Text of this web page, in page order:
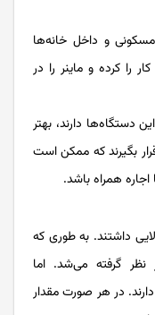
و داخل خانه‌ها
را کرده و ماینر را در
دستگاه‌ها دارند، بهتر
بگیرند که ممکن است
همراه باشد.
داشتند. به طوری که
در نظر گرفته می‌شد. اما
در هر صورت مقدار